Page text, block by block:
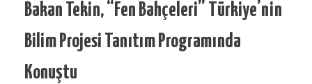
Bakan Tekin, “Fen Bahçeleri” Türkiye’nin
Bilim Projesi Tanıtım Programında
Konuştu